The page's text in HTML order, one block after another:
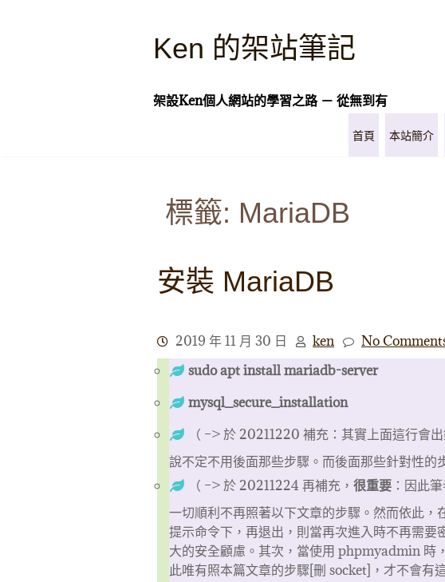
Ken 的架站筆記
架設Ken個人網站的學習之路 － 從無到有
首頁 本站簡介
標籤: MariaDB
安裝 MariaDB
2019 年 11 月 30 日 ken
No
sudo apt install mariadb-server
mysql_secure_installation
（ –> 於 20211220 補充：其實上面這行會
說不定不用後面那些步驟。而後面那些針對性的
（ –> 於 20211224 再補充， 很重要 ：因此
一切順利不再照著以下文章的步驟。然而依此
提示命令下，再退出，則當再次進入時不再需要
大的安全顧慮。其次，當使用 phpmyadmin 時
此唯有照本篇文章的步驟[刪 socket]，才不會有這